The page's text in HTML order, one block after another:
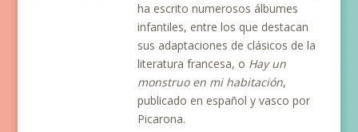
ha escrito numerosos álbumes
infantiles, entre los que destacan
sus adaptaciones de clásicos de la
literatura francesa, o Hay un
monstruo en mi habitación,
publicado en español y vasco por
Picarona.